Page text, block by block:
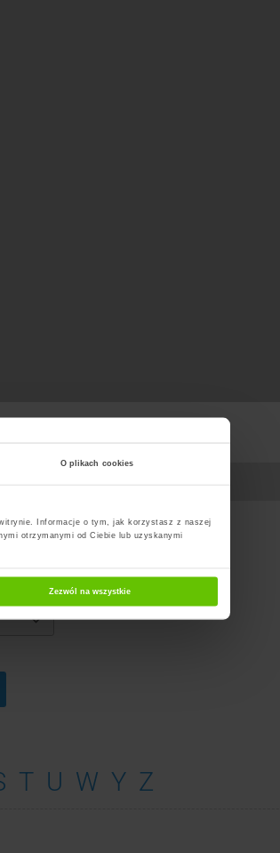
O plikach cookies
Informacje o tym, jak korzystasz z naszej
otrzymanymi od Ciebie lub uzyskanymi
Zezwól na wszystkie
T U W Y Z